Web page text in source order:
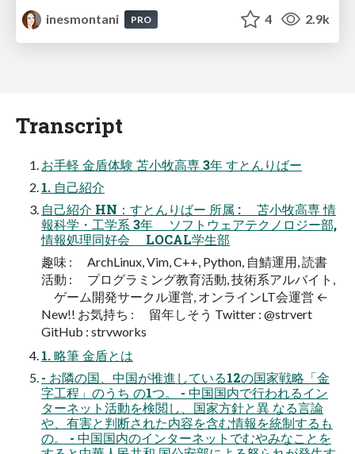
inesmontani
PRO 4 2.9k
Transcript
お手軽 金盾体験 苫小牧高専 3年 すとんりばー
1. 自己紹介
自己紹介 HN：すとんりばー 所属 : 苫小牧高専 情
報科学・工学系 3年 ソフトウェアテクノロジー部,
情報処理同好会 LOCAL学生部
趣味 : ArchLinux, Vim, C++, Python, 自鯖運用, 読書
活動 : プログラミング教育活動, 技術系アルバイト,
ゲーム開発サークル運営, オンラインLT会運営 ←
New!! お気持ち : 留年しそう Twitter : @strvert
GitHub : strvworks
1. 略筆 金盾とは
- お隣の国、中国が推進している12の国家戦略「金
字工程」のうち の1つ。 - 中国国内で行われるイン
ターネット活動を検閲し、国家方針と異 なる言論
や、有害と判断された内容を含む情報を統制するも
の。 - 中国国内のインターネットでむやみなことを